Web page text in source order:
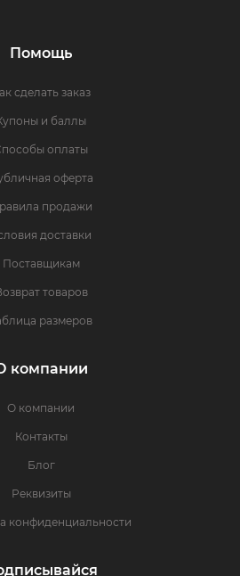
Помощь
сделать заказ
и баллы
оплаты
оферта
продажи
доставки
Поставщикам
товаров
размеров
компании
О компании
Контакты
Блог
Реквизиты
конфиденциальности